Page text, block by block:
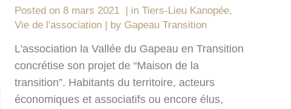
Posted on 8 mars 2021 in Tiers-Lieu Kanopée,
Vie de l'association
by Gapeau Transition
L'association la Vallée du Gapeau en Transition
concrétise son projet de “Maison de la
transition”. Habitants du territoire, acteurs
économiques et associatifs ou encore élus,